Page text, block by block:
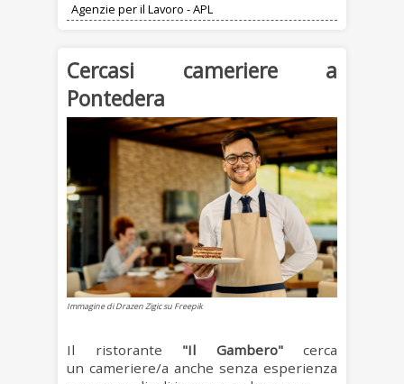
Agenzie per il Lavoro - APL
Cercasi cameriere a
Pontedera
Immagine di Drazen Zigic su Freepik
Il ristorante "Il Gambero"cerca
un cameriere/a anche senza esperienza